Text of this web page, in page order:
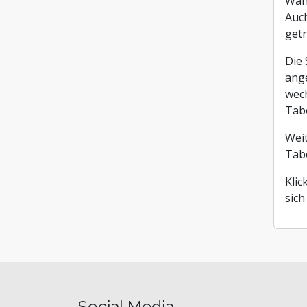
Steuern, Finanzen und
Stiftungen und Non-
Die